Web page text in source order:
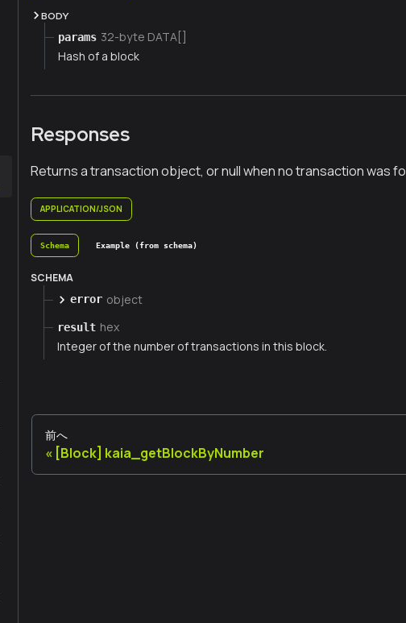
BODY
params 32-byte DATA[]
Hash of a block
Responses
Returns a transaction object, or null when no transaction was
APPLICATION/JSON
Schema Example (from schema)
SCHEMA
error object
result hex
Integer of the number of transactions in this block.
前へ
[Block] kaia_getBlockByNumber